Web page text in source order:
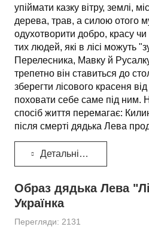
упіймати казку вітру, землі,
дерева, трав, а силою отого
одухотворити добро, красу
тих людей, які в лісі можуть
Перелесника, Мавку й
трепетно він ставиться до
зберегти лісового красеня
поховати себе саме під ним.
спосіб життя перемагає:
після смерті дядька Лева
Детальніше...
Образ дядька Лева
Українка
Перегляди: 2131